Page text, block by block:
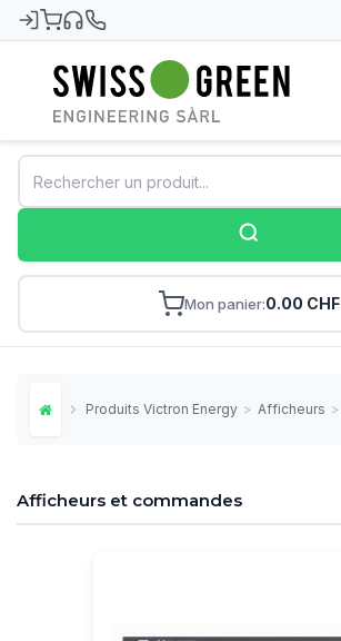
Swiss-Green
Mon panier 0.00 CHF
Home Produits Victron Energy > Afficheurs >
Afficheurs et commandes